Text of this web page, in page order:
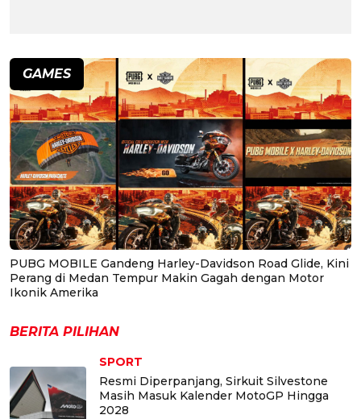
GAMES
PUBG MOBILE Gandeng Harley-Davidson Road Glide, Kini
Perang di Medan Tempur Makin Gagah dengan Motor
Ikonik Amerika
BERITA PILIHAN
SPORT
Resmi Diperpanjang, Sirkuit Silvestone
Masih Masuk Kalender MotoGP Hingga
2028